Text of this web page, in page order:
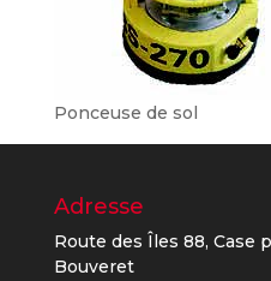
Ponceuse de sol
Adresse
Route des Îles 88, Case
Bouveret